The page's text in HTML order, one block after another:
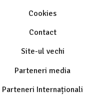
Cookies
Contact
Site-ul vechi
Parteneri media
Parteneri Internaționali